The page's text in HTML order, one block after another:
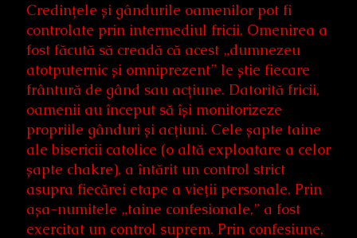
Credințele și gândurile oamenilor pot fi
controlate prin intermediul fricii. Omenirea a
fost făcută să creadă că acest „dumnezeu
atotputernic și omniprezent” le știe fiecare
frântură de gând sau acțiune. Datorită fricii,
oamenii au început să își monitorizeze
propriile gânduri și acțiuni. Cele șapte taine
ale bisericii catolice (o altă exploatare a celor
șapte chakre), a întărit un control strict
asupra fiecărei etape a vieții personale. Prin
așa-numitele „taine confesionale,” a fost
exercitat un control suprem. Prin confesiune,